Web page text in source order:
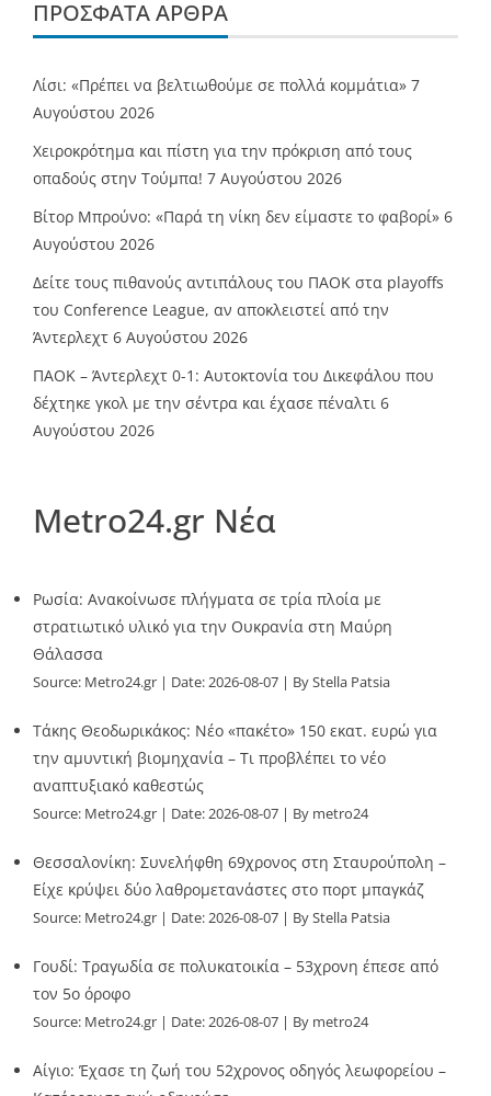
ΠΡΌΣΦΑΤΑ ΆΡΘΡΑ
Λίσι: «Πρέπει να βελτιωθούμε σε πολλά κομμάτια» 7
Αυγούστου 2026
Χειροκρότημα και πίστη για την πρόκριση από τους
οπαδούς στην Τούμπα! 7 Αυγούστου 2026
Βίτορ Μπρούνο: «Παρά τη νίκη δεν είμαστε το φαβορί» 6
Αυγούστου 2026
Δείτε τους πιθανούς αντιπάλους του ΠΑΟΚ στα playoffs
του Conference League, αν αποκλειστεί από την
Άντερλεχτ 6 Αυγούστου 2026
ΠΑΟΚ – Άντερλεχτ 0-1: Αυτοκτονία του Δικεφάλου που
δέχτηκε γκολ με την σέντρα και έχασε πέναλτι 6
Αυγούστου 2026
Metro24.gr Νέα
Ρωσία: Ανακοίνωσε πλήγματα σε τρία πλοία με
στρατιωτικό υλικό για την Ουκρανία στη Μαύρη
Θάλασσα
Source: Metro24.gr Date: 2026-08-07 By Stella Patsia
Τάκης Θεοδωρικάκος: Νέο «πακέτο» 150 εκατ. ευρώ για
την αμυντική βιομηχανία – Τι προβλέπει το νέο
αναπτυξιακό καθεστώς
Source: Metro24.gr Date: 2026-08-07 By metro24
Θεσσαλονίκη: Συνελήφθη 69χρονος στη Σταυρούπολη –
Είχε κρύψει δύο λαθρομετανάστες στο πορτ μπαγκάζ
Source: Metro24.gr Date: 2026-08-07 By Stella Patsia
Γουδί: Τραγωδία σε πολυκατοικία – 53χρονη έπεσε από
τον 5ο όροφο
Source: Metro24.gr Date: 2026-08-07 By metro24
Αίγιο: Έχασε τη ζωή του 52χρονος οδηγός λεωφορείου –